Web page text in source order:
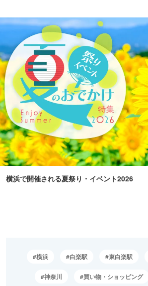
横浜で開催される夏祭り・イベント2026
横浜 白楽駅 東白楽駅
神奈川 買い物・ショッピング